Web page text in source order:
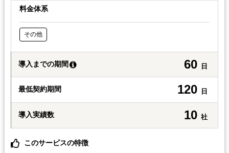
料金体系
その他
導入までの期間 60 日
最低契約期間 120 日
導入実績数 10 社
このサービスの特徴